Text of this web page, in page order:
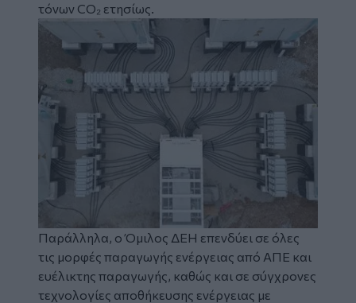
τόνων CO₂ ετησίως.
Image
Παράλληλα, ο Όμιλος ΔΕΗ επενδύει σε όλες
τις μορφές παραγωγής ενέργειας από ΑΠΕ και
ευέλικτης παραγωγής, καθώς και σε σύγχρονες
τεχνολογίες αποθήκευσης ενέργειας με